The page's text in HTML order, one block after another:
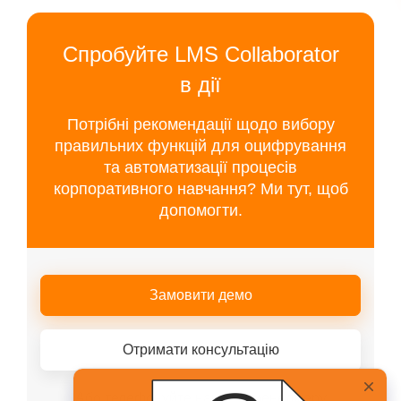
Спробуйте LMS Collaborator
в дії
Потрібні рекомендації щодо вибору
правильних функцій для оцифрування
та автоматизації процесів
корпоративного навчання? Ми тут, щоб
допомогти.
Замовити демо
Отримати консультацію
Або телефонуйте нашому менеджеру